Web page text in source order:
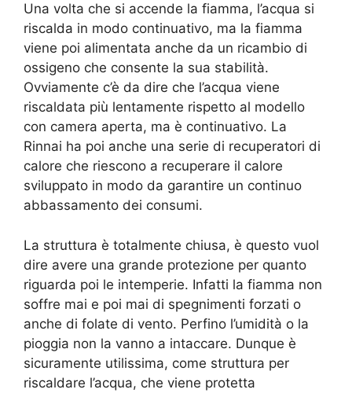
Una volta che si accende la fiamma, l’acqua si
riscalda in modo continuativo, ma la fiamma
viene poi alimentata anche da un ricambio di
ossigeno che consente la sua stabilità.
Ovviamente c’è da dire che l’acqua viene
riscaldata più lentamente rispetto al modello
con camera aperta, ma è continuativo. La
Rinnai ha poi anche una serie di recuperatori di
calore che riescono a recuperare il calore
sviluppato in modo da garantire un continuo
abbassamento dei consumi.
La struttura è totalmente chiusa, è questo vuol
dire avere una grande protezione per quanto
riguarda poi le intemperie. Infatti la fiamma non
soffre mai e poi mai di spegnimenti forzati o
anche di folate di vento. Perfino l’umidità o la
pioggia non la vanno a intaccare. Dunque è
sicuramente utilissima, come struttura per
riscaldare l’acqua, che viene protetta